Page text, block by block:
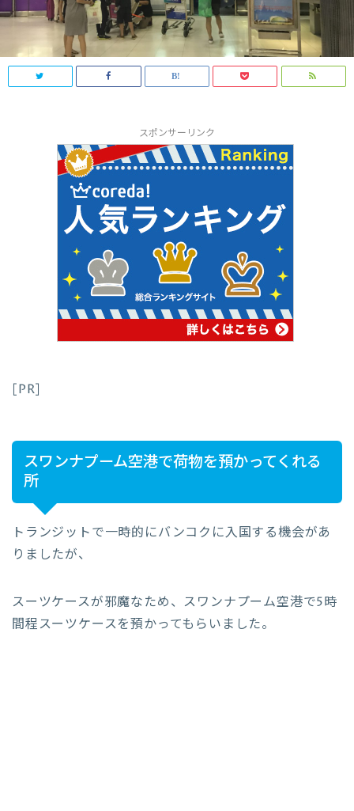
スポンサーリンク
[PR]
スワンナプーム空港で荷物を預かってくれる
所
トランジットで一時的にバンコクに入国する機会があ
りましたが、
スーツケースが邪魔なため、スワンナプーム空港で5時
間程スーツケースを預かってもらいました。